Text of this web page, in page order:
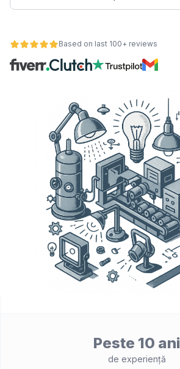
Based on last 100+ reviews
Peste 10 ani
de experiență